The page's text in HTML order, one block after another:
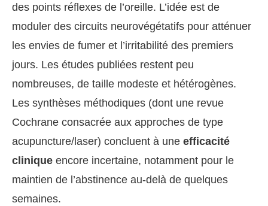
des points réflexes de l’oreille. L’idée est de
moduler des circuits neurovégétatifs pour atténuer
les envies de fumer et l’irritabilité des premiers
jours. Les études publiées restent peu
nombreuses, de taille modeste et hétérogènes.
Les synthèses méthodiques (dont une revue
Cochrane consacrée aux approches de type
acupuncture/laser) concluent à une efficacité
clinique encore incertaine, notamment pour le
maintien de l’abstinence au-delà de quelques
semaines.